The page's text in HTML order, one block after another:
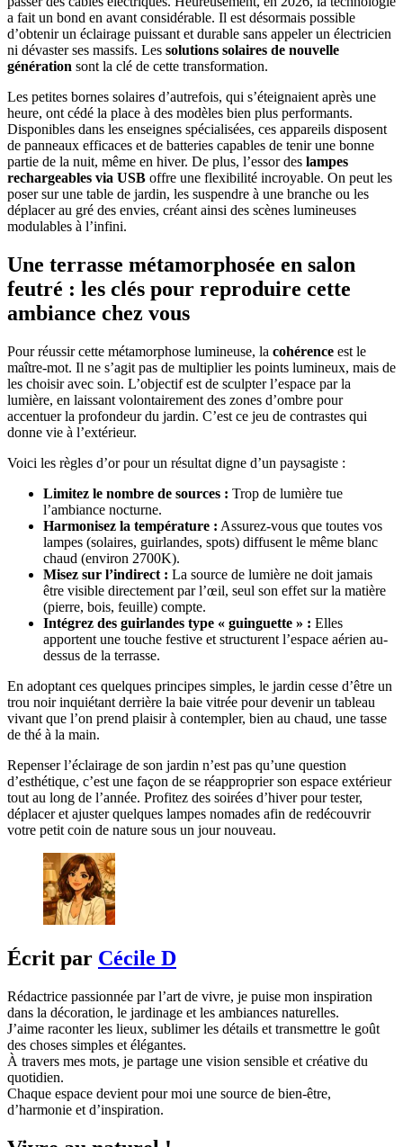
a fait un bond en avant considérable. Il est désormais possible
d’obtenir un éclairage puissant et durable sans appeler un électricien
ni dévaster ses massifs. Les solutions solaires de nouvelle
génération sont la clé de cette transformation.
Les petites bornes solaires d’autrefois, qui s’éteignaient après une
heure, ont cédé la place à des modèles bien plus performants.
Disponibles dans les enseignes spécialisées, ces appareils disposent
de panneaux efficaces et de batteries capables de tenir une bonne
partie de la nuit, même en hiver. De plus, l’essor des lampes
rechargeables via USB offre une flexibilité incroyable. On peut les
poser sur une table de jardin, les suspendre à une branche ou les
déplacer au gré des envies, créant ainsi des scènes lumineuses
modulables à l’infini.
Une terrasse métamorphosée en salon
feutré : les clés pour reproduire cette
ambiance chez vous
Pour réussir cette métamorphose lumineuse, la cohérence est le
maître-mot. Il ne s’agit pas de multiplier les points lumineux, mais de
les choisir avec soin. L’objectif est de sculpter l’espace par la
lumière, en laissant volontairement des zones d’ombre pour
accentuer la profondeur du jardin. C’est ce jeu de contrastes qui
donne vie à l’extérieur.
Voici les règles d’or pour un résultat digne d’un paysagiste :
Limitez le nombre de sources : Trop de lumière tue
l’ambiance nocturne.
Harmonisez la température : Assurez-vous que toutes vos
lampes (solaires, guirlandes, spots) diffusent le même blanc
chaud (environ 2700K).
Misez sur l’indirect : La source de lumière ne doit jamais
être visible directement par l’œil, seul son effet sur la matière
(pierre, bois, feuille) compte.
Intégrez des guirlandes type « guinguette » : Elles
apportent une touche festive et structurent l’espace aérien au-
dessus de la terrasse.
En adoptant ces quelques principes simples, le jardin cesse d’être un
trou noir inquiétant derrière la baie vitrée pour devenir un tableau
vivant que l’on prend plaisir à contempler, bien au chaud, une tasse
de thé à la main.
Repenser l’éclairage de son jardin n’est pas qu’une question
d’esthétique, c’est une façon de se réapproprier son espace extérieur
tout au long de l’année. Profitez des soirées d’hiver pour tester,
déplacer et ajuster quelques lampes nomades afin de redécouvrir
votre petit coin de nature sous un jour nouveau.
Écrit par Cécile D
Rédactrice passionnée par l’art de vivre, je puise mon inspiration
dans la décoration, le jardinage et les ambiances naturelles.
J’aime raconter les lieux, sublimer les détails et transmettre le goût
des choses simples et élégantes.
À travers mes mots, je partage une vision sensible et créative du
quotidien.
Chaque espace devient pour moi une source de bien-être,
d’harmonie et d’inspiration.